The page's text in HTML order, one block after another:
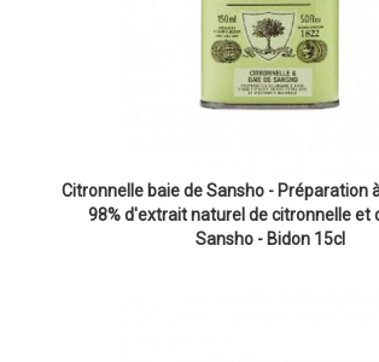
Citronnelle baie de Sansho - Préparation
98% d'extrait naturel de citronnelle et
Sansho - Bidon 15cl